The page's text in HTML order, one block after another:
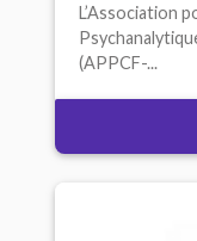
L’Association
(APPCF-...